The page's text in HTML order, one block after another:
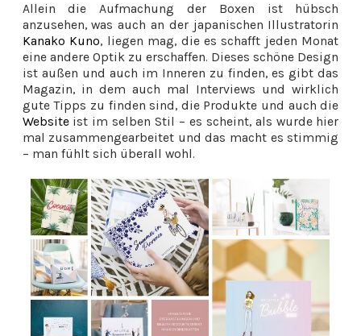
Allein die Aufmachung der Boxen ist hübsch
anzusehen, was auch an der japanischen Illustratorin
Kanako Kuno, liegen mag, die es schafft jeden Monat
eine andere Optik zu erschaffen. Dieses schöne Design
ist außen und auch im Inneren zu finden, es gibt das
Magazin, in dem auch mal Interviews und wirklich
gute Tipps zu finden sind, die Produkte und auch die
Websiteist im selben Stil – es scheint, als wurde hier
mal zusammengearbeitet und das macht es stimmig
– man fühlt sich überall wohl.